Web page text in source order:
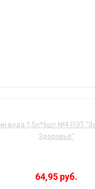
64,95 руб.